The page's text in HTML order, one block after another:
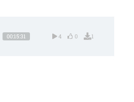
00:15:31 4 0 1